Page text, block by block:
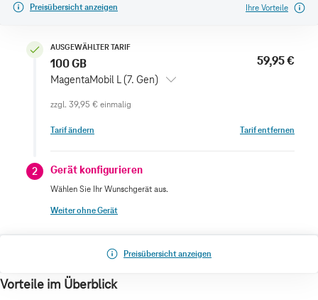
Preisübersicht anzeigen Ihre Vorteile
AUSGEWÄHLTER TARIF
100 GB
MagentaMobil L (7. Gen)
59,95 €
zzgl. 39,95 € einmalig
Tarif ändern Tarif entfernen
2 Gerät konfigurieren
Wählen Sie Ihr Wunschgerät aus.
Weiter ohne Gerät
Preisübersicht anzeigen
Vorteile im Überblick